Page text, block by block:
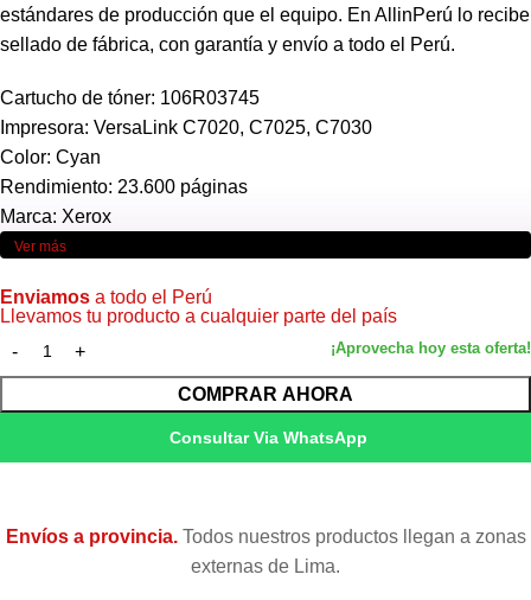
estándares de producción que el equipo. En AllinPerú lo recibe
sellado de fábrica, con garantía y envío a todo el Perú.
Cartucho de tóner: 106R03745
Impresora: VersaLink C7020, C7025, C7030
Color: Cyan
Rendimiento: 23.600 páginas
Marca: Xerox
Ver más
Enviamos a todo el Perú
Llevamos tu producto a cualquier parte del país
COMPRAR AHORA
Consultar Via WhatsApp
Envíos a provincia.Todos nuestros productos llegan a zonas
externas de Lima.